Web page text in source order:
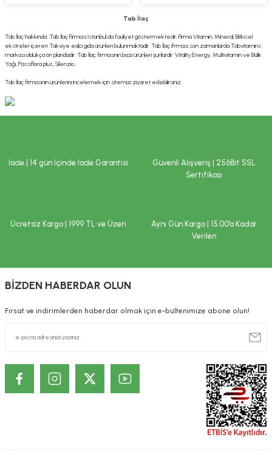
Tab İlaç
Tab İlaç hakkında: Tab İlaç Firması İstanbul da faaliyet göstermektedir. Firma Vitamin, Mineral, Bitkisel
ekstreler içeren Takviye edici gıda ürünleri bulunmaktadır. Tab İlaç ifrması son zamanlarda Tabvitamins
markası oldukça ön plandadır. Tab İlaç firmasının bazı ürünleri şunlardır: Vitality Energy, Multivitamin ve Balık
Yağı, Passiflora plus, Silenzio...
Tab İlaç firmasının ürünlerini incelemek için sitemizi ziyaret edebilirsiniz.
İade | 14 gün İçinde İade Garantisi
Güvenli Alışveriş | 256Bit SSL
Sertifikası
Ücretsiz Kargo | 1999 TL ve Üzeri
Aynı Gün Kargo | 15.00’a Kadar
Verilen
BİZDEN HABERDAR OLUN
Fırsat ve indirimlerden haberdar olmak için e-bültenimize abone olun!